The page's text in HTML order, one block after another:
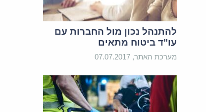
להתנהל נכון מול החברות עם
עו"ד ביטוח מתאים
מערכת האתר, 07.07.2017